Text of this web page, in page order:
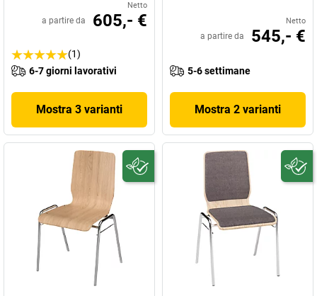
Netto
a partire da 605,- €
(1)
6-7 giorni lavorativi
Mostra 3 varianti
Netto
a partire da 545,- €
5-6 settimane
Mostra 2 varianti